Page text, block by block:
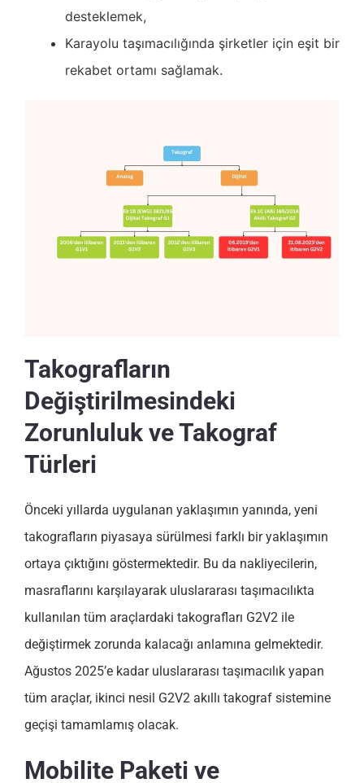
desteklemek,
Karayolu taşımacılığında şirketler için eşit bir
rekabet ortamı sağlamak.
Takografların
Değiştirilmesindeki
Zorunluluk ve Takograf
Türleri
Önceki yıllarda uygulanan yaklaşımın yanında, yeni
takografların piyasaya sürülmesi farklı bir yaklaşımın
ortaya çıktığını göstermektedir. Bu da nakliyecilerin,
masraflarını karşılayarak uluslararası taşımacılıkta
kullanılan tüm araçlardaki takografları G2V2 ile
değiştirmek zorunda kalacağı anlamına gelmektedir.
Ağustos 2025’e kadar uluslararası taşımacılık yapan
tüm araçlar, ikinci nesil G2V2 akıllı takograf sistemine
geçişi tamamlamış olacak.
Mobilite Paketi ve